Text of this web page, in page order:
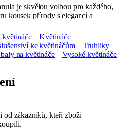
je skvělou volbou pro každého,
kousek přírody s elegancí a
květináče
Květináče
ke květináčům
Truhlíky
na květináče
Vysoké květináče
od zákazníků, kteří zboží